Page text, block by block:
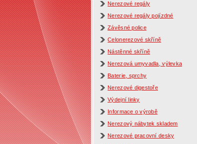
Nerezové regály
Nerezové regály pojízdné
Závěsné police
Celonerezové skříně
Nástěnné skříně
Nerezová umyvadla, výlevka
Baterie, sprchy
Nerezové digestoře
Výdejní linky
Informace o výrobě
Nerezový nábytek skladem
Nerezové pracovní desky